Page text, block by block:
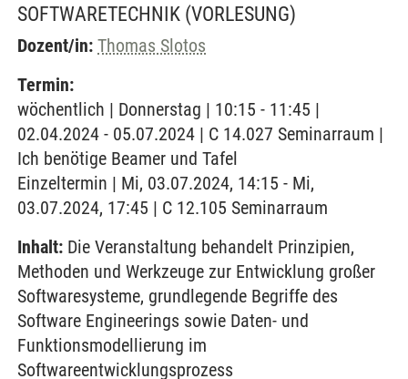
SOFTWARETECHNIK (VORLESUNG)
Dozent/in: Thomas Slotos
Termin:
wöchentlich | Donnerstag | 10:15 - 11:45 |
02.04.2024 - 05.07.2024 | C 14.027 Seminarraum |
Ich benötige Beamer und Tafel
Einzeltermin | Mi, 03.07.2024, 14:15 - Mi,
03.07.2024, 17:45 | C 12.105 Seminarraum
Inhalt: Die Veranstaltung behandelt Prinzipien,
Methoden und Werkzeuge zur Entwicklung großer
Softwaresysteme, grundlegende Begriffe des
Software Engineerings sowie Daten- und
Funktionsmodellierung im
Softwareentwicklungsprozess